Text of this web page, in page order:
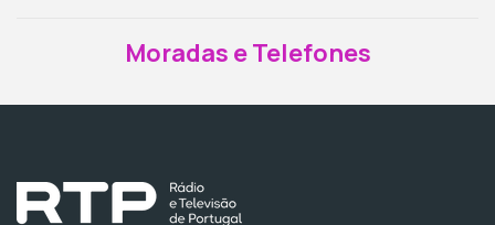
Moradas e Telefones